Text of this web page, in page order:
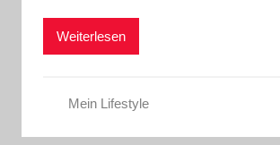
Weiterlesen
Mein Lifestyle